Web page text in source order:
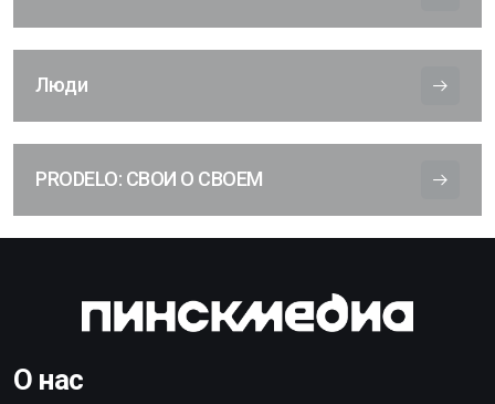
Люди
PRODELO: СВОИ О СВОЕМ
О нас